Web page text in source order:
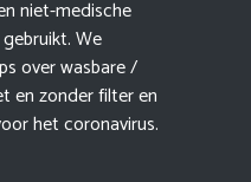
niet-medische
We
over wasbare /
en zonder filter en
het coronavirus.